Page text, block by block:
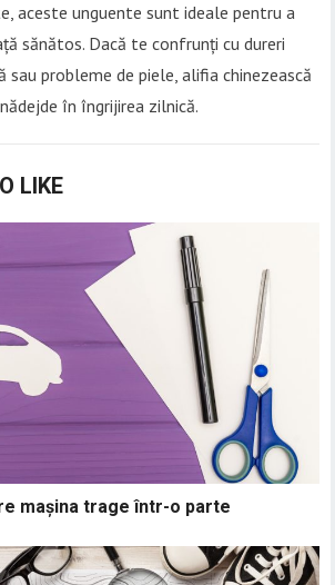
aceste unguente sunt ideale pentru a
sănătos. Dacă te confrunți cu dureri
sau probleme de piele, alifia chinezească
în îngrijirea zilnică.
LIKE
mașina trage într-o parte